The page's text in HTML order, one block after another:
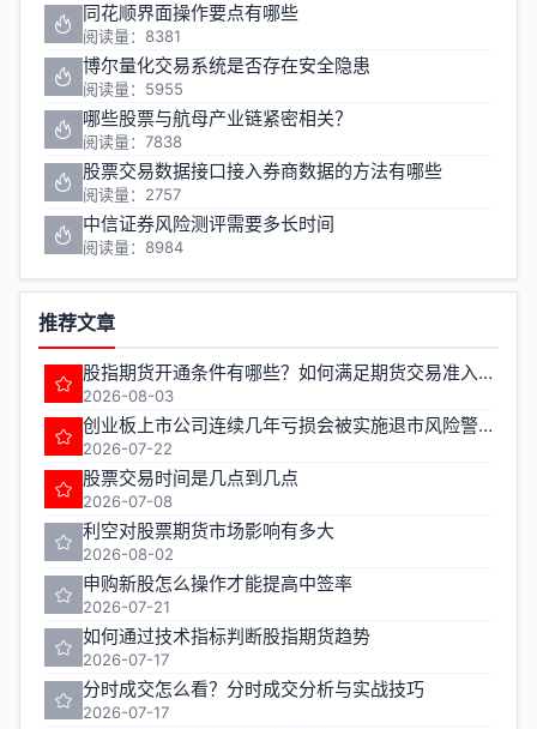
同花顺界面操作要点有哪些
阅读量：8381
博尔量化交易系统是否存在安全隐患
阅读量：5955
哪些股票与航母产业链紧密相关？
阅读量：7838
股票交易数据接口接入券商数据的方法有哪些
阅读量：2757
中信证券风险测评需要多长时间
阅读量：8984
推荐文章
股指期货开通条件有哪些？如何满足期货交易准入要求？
2026-08-03
创业板上市公司连续几年亏损会被实施退市风险警示
2026-07-22
股票交易时间是几点到几点
2026-07-08
利空对股票期货市场影响有多大
2026-08-02
申购新股怎么操作才能提高中签率
2026-07-21
如何通过技术指标判断股指期货趋势
2026-07-17
分时成交怎么看？分时成交分析与实战技巧
2026-07-17